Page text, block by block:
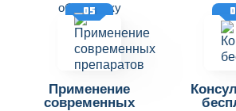
обстановку
05
Применение
современных